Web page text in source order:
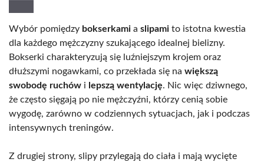
Wybór pomiędzy bokserkami a slipami to istotna kwestia
dla każdego mężczyzny szukającego idealnej bielizny.
Bokserki charakteryzują się luźniejszym krojem oraz
dłuższymi nogawkami, co przekłada się na większą
swobodę ruchów i lepszą wentylację. Nic więc dziwnego,
że często sięgają po nie mężczyźni, którzy cenią sobie
wygodę, zarówno w codziennych sytuacjach, jak i podczas
intensywnych treningów.
Z drugiej strony, slipy przylegają do ciała i mają wycięte